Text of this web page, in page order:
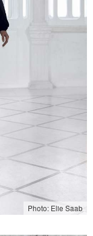
Photo: Elie Saab